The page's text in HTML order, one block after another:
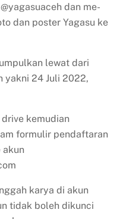
dan me-
dan poster Yagasu ke
lewat dari
yakni 24 Juli 2022,
kemudian
formulir pendaftaran
akun
karya di akun
tidak boleh dikunci